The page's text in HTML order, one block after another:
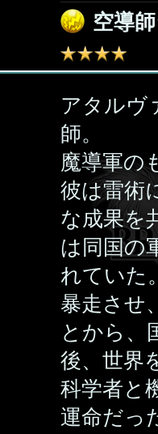
空導
アタルヴ
師。
魔導軍の
彼は雷術
な成果を
は同国の
れていた
暴走させ
とから、
後、世界
科学者と
運命だっ